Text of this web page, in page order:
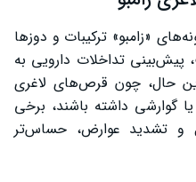
«زامبو» ترکیبات و دوزها
پیش‌بینی تداخلات دارویی به
حال، چون قرص‌های لاغری
گوارشی داشته باشند، برخی
و تشدید عوارض، حساس‌تر